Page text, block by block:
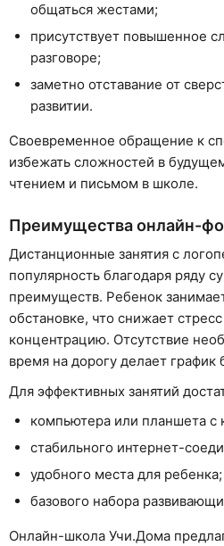
общаться жестами;
присутствует повышенное
разговоре;
заметно отставание от
развитии.
Своевременное обращение к
избежать сложностей в
чтением и письмом в школе.
Преимущества онлайн-
Дистанционные занятия с
популярность благодаря ряду
преимуществ. Ребенок
обстановке, что снижает
концентрацию. Отсутствие
время на дорогу делает график
Для эффективных занятий
компьютера или планшета с
стабильного интернет-
удобного места для ребенка;
базового набора
Онлайн-школа Учи.Дома